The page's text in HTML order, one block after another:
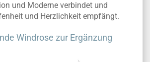
und Moderne verbindet und
und Herzlichkeit empfängt.
Windrose zur Ergänzung